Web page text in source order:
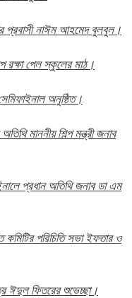
প্রবাসী নাঈম আহমেদ বুলবুল।
রক্ষা পেল স্কুলের মাঠ।
অনুষ্ঠিত।
মাননীয় শিল্প মন্ত্রী জনাব
প্রধান অতিথি জনাব ডা এম
কমিটির পরিচিতি সভা ইফতার ও
ঈদুল ফিতরের শুভেচ্ছা।